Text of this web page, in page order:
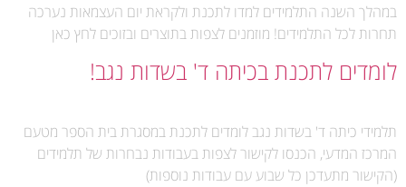
במהלך השנה התלמידים למדו לתכנת ולקראת יום העצמאות נערכה
תחרות לכל התלמידים! מוזמנים לצפות בתוצרים ובזוכים לחץ כאן
לומדים לתכנת בכיתה ד' בשדות נגב!
תלמידי כיתה ד' בשדות נגב לומדים לתכנת במסגרת בית הספר מטעם
המרכז המדעי, הכנסו לקישור לצפות בעבודות נבחרות של תלמידים
(הקישור מתעדכן כל שבוע עם עבודות נוספות)